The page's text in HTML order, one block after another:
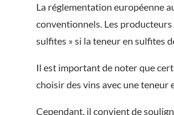
La réglementation européenne
conventionnels. Les
sulfites » si la teneur en sulfites
Il est important de noter que
choisir des vins avec une teneur
Cependant, il convient de